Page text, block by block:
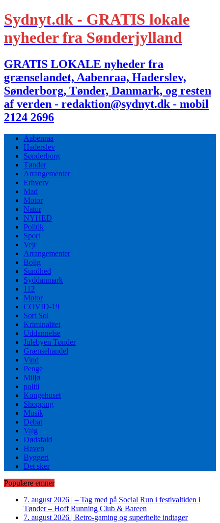
Sydnyt.dk - GRATIS lokale
nyheder fra Sønderjylland
GRATIS LOKALE nyheder fra
grænselandet, Aabenraa, Haderslev,
Sønderborg, Tønder, Danmark, og resten
af verden - redaktion@sydnyt.dk - mobil
2124 2696
Aabenraa
Haderslev
Sønderborg
Tønder
Arrangementer
Erhverv
Mad
Motor
Natur
NYHED
Politik
Sport
Vejr
Arrangementer
Bolig
Sundhed
Syddanmark
112
Motor
COVID-19
Sort Sol
Kriminalitet
Uddannelse
Julebyen Tønder
Grænsehandel
Vind
Penge
Miljø
politi
Kongehuset
Shopping
Musik
Debat
Valg
Dødsfald
Haven
Byggeri
Det sker
Populære emner
7. august 2026 | – Tag med på Social Run i festivaltiden i
Tønder – Hoff Running Club & Bareen
7. august 2026 | Retro-gaming og superhelte indtager